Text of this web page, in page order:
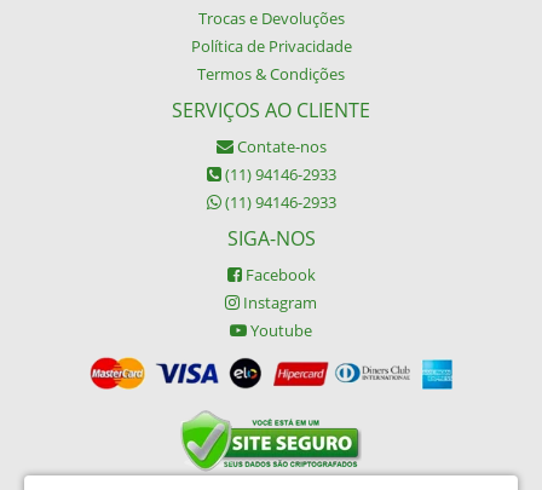
Trocas e Devoluções
Política de Privacidade
Termos & Condições
SERVIÇOS AO CLIENTE
Contate-nos
(11) 94146-2933
(11) 94146-2933
SIGA-NOS
Facebook
Instagram
Youtube